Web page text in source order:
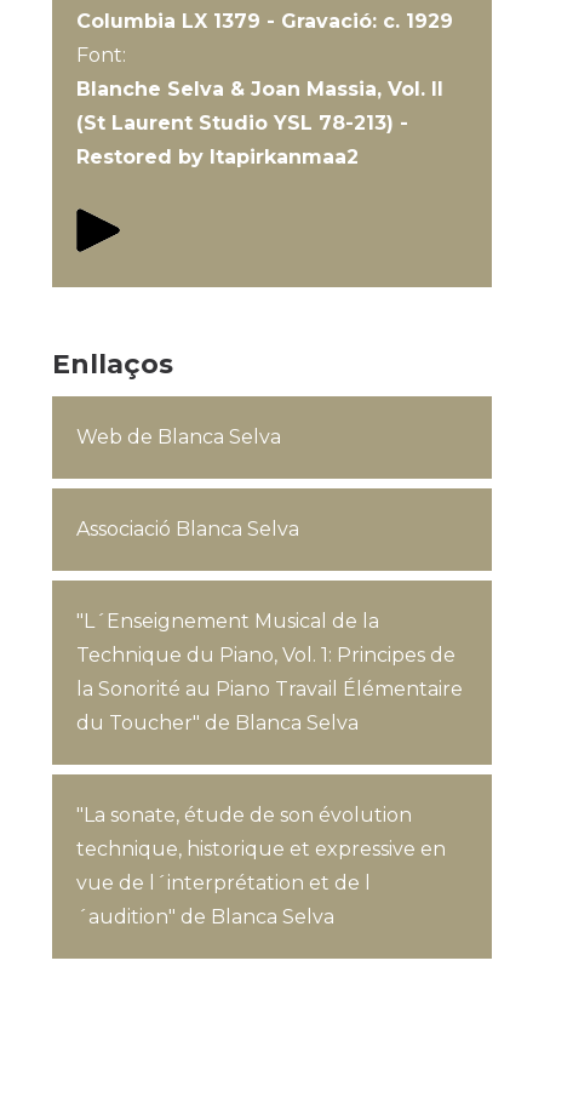
Columbia LX 1379 - Gravació: c. 1929
Font:
Blanche Selva & Joan Massia, Vol. II
(St Laurent Studio YSL 78-213) -
Restored by Itapirkanmaa2
Enllaços
Web de Blanca Selva
Associació Blanca Selva
"L´Enseignement Musical de la
Technique du Piano, Vol. 1: Principes de
la Sonorité au Piano Travail Élémentaire
du Toucher" de Blanca Selva
"La sonate, étude de son évolution
technique, historique et expressive en
vue de l´interprétation et de l
´audition" de Blanca Selva